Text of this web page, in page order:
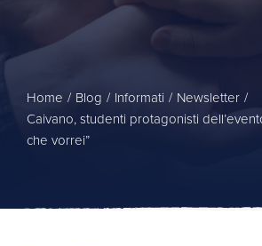
Home / Blog / Informati / Newsletter /
Caivano, studenti protagonisti
che vorrei”